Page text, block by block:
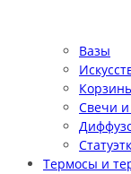
Вазы
Свечи
Термосы и